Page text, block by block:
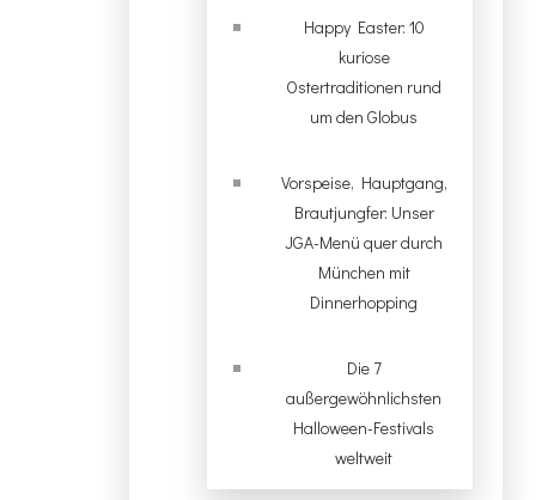
Happy Easter: 10
kuriose
Ostertraditionen rund
um den Globus
Vorspeise, Hauptgang,
Brautjungfer: Unser
JGA-Menü quer durch
München mit
Dinnerhopping
Die 7
außergewöhnlichsten
Halloween-Festivals
weltweit